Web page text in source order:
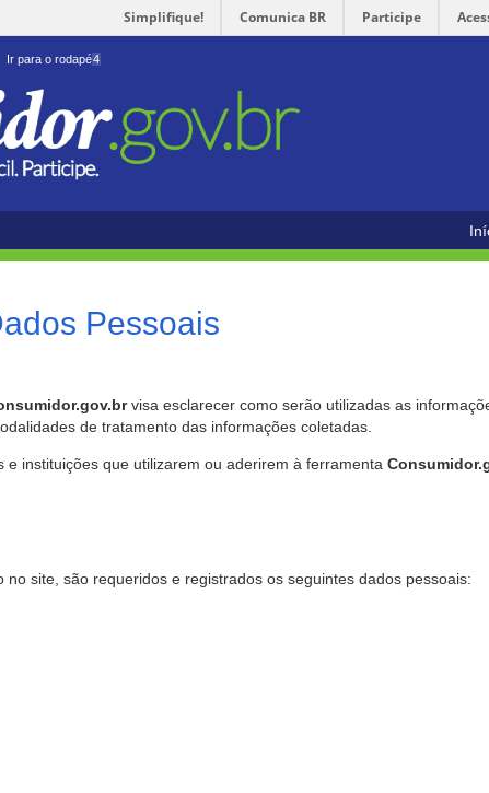
Simplifique! Comunica BR Participe
Ir para o rodapé4
Pessoais
visa esclarecer como serão utilizadas as
de tratamento das informações coletadas.
instituições que utilizarem ou aderirem à ferramenta
site, são requeridos e registrados os seguintes dados pessoais: